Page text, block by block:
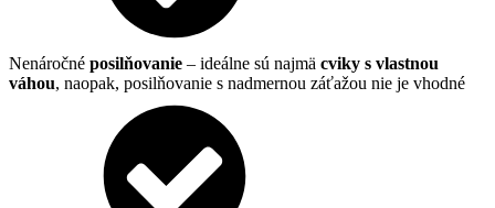
Nenáročné posilňovanie – ideálne sú najmä cviky s vlastnou
váhou, naopak, posilňovanie s nadmernou záťažou nie je vhodné